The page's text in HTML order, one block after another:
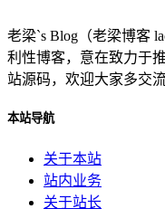
老梁`s Blog（老梁博客
利性博客，意在致力于
站源码，欢迎大家多交
本站导航
关于本站
站内业务
关于站长